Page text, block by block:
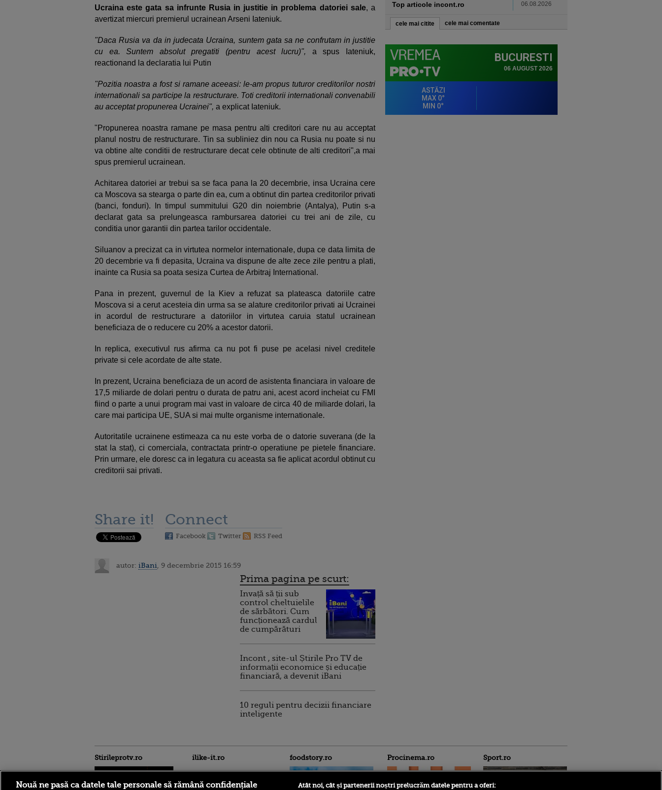
Ucraina este gata sa infrunte Rusia in justitie in problema datoriei sale, a
avertizat miercuri premierul ucrainean Arseni Iateniuk.
"Daca Rusia va da in judecata Ucraina, suntem gata sa ne confrutam in justitie
cu ea. Suntem absolut pregatiti (pentru acest lucru)", a spus Iateniuk,
reactionand la declaratia lui Putin
"Pozitia noastra a fost si ramane aceeasi: le-am propus tuturor creditorilor nostri
internationali sa participe la restructurare. Toti creditorii internationali convenabili
au acceptat propunerea Ucrainei", a explicat Iateniuk.
"Propunerea noastra ramane pe masa pentru alti creditori care nu au acceptat
planul nostru de restructurare. Tin sa subliniez din nou ca Rusia nu poate si nu
va obtine alte conditii de restructurare decat cele obtinute de alti creditori",a mai
spus premierul ucrainean.
Achitarea datoriei ar trebui sa se faca pana la 20 decembrie, insa Ucraina cere
ca Moscova sa stearga o parte din ea, cum a obtinut din partea creditorilor privati
(banci, fonduri). In timpul summitului G20 din noiembrie (Antalya), Putin s-a
declarat gata sa prelungeasca rambursarea datoriei cu trei ani de zile, cu
conditia unor garantii din partea tarilor occidentale.
Siluanov a precizat ca in virtutea normelor internationale, dupa ce data limita de
20 decembrie va fi depasita, Ucraina va dispune de alte zece zile pentru a plati,
inainte ca Rusia sa poata sesiza Curtea de Arbitraj International.
Pana in prezent, guvernul de la Kiev a refuzat sa plateasca datoriile catre
Moscova si a cerut acesteia din urma sa se alature creditorilor privati ai Ucrainei
in acordul de restructurare a datoriilor in virtutea caruia statul ucrainean
beneficiaza de o reducere cu 20% a acestor datorii.
In replica, executivul rus afirma ca nu pot fi puse pe acelasi nivel creditele
private si cele acordate de alte state.
In prezent, Ucraina beneficiaza de un acord de asistenta financiara in valoare de
17,5 miliarde de dolari pentru o durata de patru ani, acest acord incheiat cu FMI
fiind o parte a unui program mai vast in valoare de circa 40 de miliarde dolari, la
care mai participa UE, SUA si mai multe organisme internationale.
Autoritatile ucrainene estimeaza ca nu este vorba de o datorie suverana (de la
stat la stat), ci comerciala, contractata printr-o operatiune pe pietele financiare.
Prin urmare, ele doresc ca in legatura cu aceasta sa fie aplicat acordul obtinut cu
creditorii sai privati.
Share it! Connect
Facebook Twitter RSS Feed
autor: iBani , 9 decembrie 2015 16:59
Prima pagina pe scurt:
Invață să ții sub
control cheltuielile
de sărbători. Cum
funcționează cardul
de cumpărături
Incont , site-ul Știrile Pro TV de
informații economice și educație
financiară, a devenit iBani
10 reguli pentru decizii financiare
inteligente
Top articole incont.ro 06.08.2026
cele mai citite cele mai comentate
Stirileprotv.ro ilike-it.ro foodstory.ro Procinema.ro Sport.ro
Nouă ne pasă ca datele tale personale să rămână confidențiale Atât noi, cât și partenerii noștri prelucrăm datele pentru a oferi: